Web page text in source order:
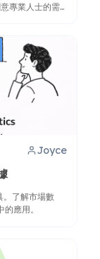
專業人士的需
Joyce
。了解市場數
應用。